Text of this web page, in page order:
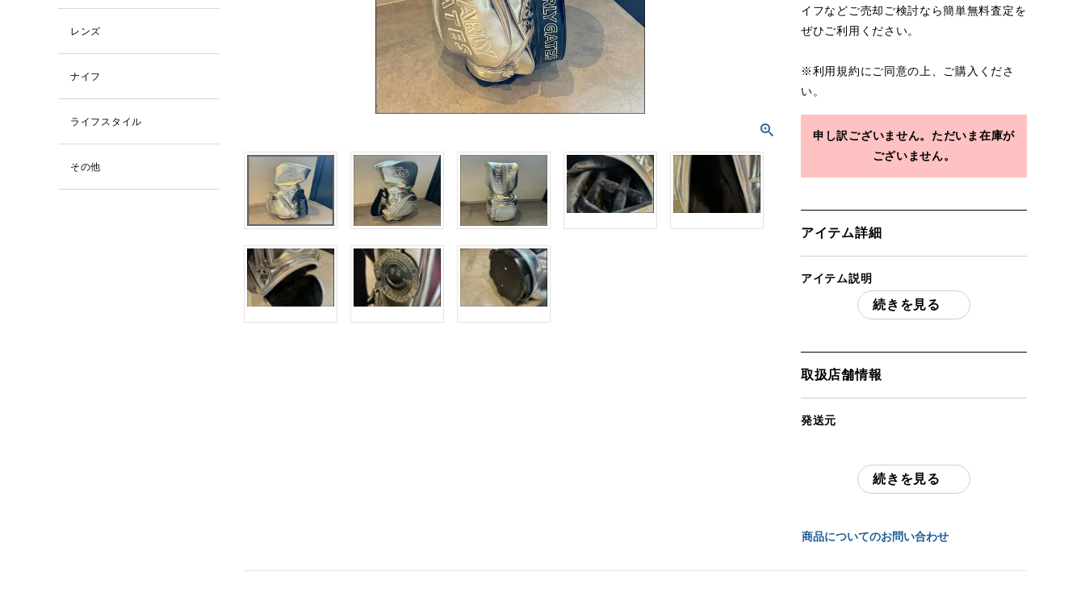
イフなどご売却ご検討なら簡単無料査定を
ぜひご利用ください。
※利用規約にご同意の上、ご購入くださ
い。
申し訳ございません。ただいま在庫が
ございません。
アイテム詳細
アイテム説明
PEARLY GATES パーリーゲイツエナメル
(撮影、運搬備品は除く)
アイテム状態
使用感の少ないお品物になります。
使用に伴う、傷、汚れ等ございます。
続きを見る
取扱店舗情報
発送元
続きを見る
商品についてのお問い合わせ
レンズ
ナイフ
ライフスタイル
その他